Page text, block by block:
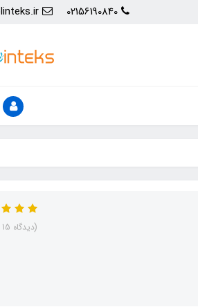
02156190840
info@poolinteks.ir
(دیدگاه 15 کاربر)